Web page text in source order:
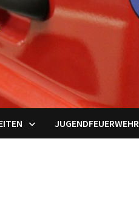
JUGENDFEUERWEHR